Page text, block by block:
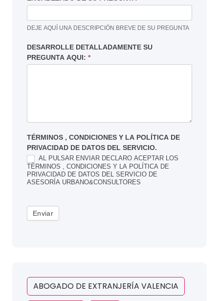
DEJE AQUÍ UNA DESCRIPCIÓN BREVE DE SU PREGUNTA
DESARROLLE DETALLADAMENTE SU
PREGUNTA AQUI: *
TÉRMINOS , CONDICIONES Y LA POLÍTICA DE
PRIVACIDAD DE DATOS DEL SERVICIO.
AL PULSAR ENVIAR DECLARO ACEPTAR LOS
TÉRMINOS , CONDICIONES Y LA POLÍTICA DE
PRIVACIDAD DE DATOS DEL SERVICIO DE
ASESORÍA URBANO&CONSULTORES
Enviar
ABOGADO DE EXTRANJERÍA VALENCIA